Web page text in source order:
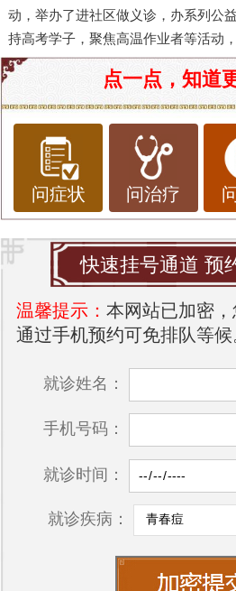
动，举办了进社区做义诊，办系列公
持高考学子，聚焦高温作业者等活动，
点一点，知道
问症状 问治疗
快速挂号通道 预
温馨提示： 本网站已加密
通过手机预约可免排队等候
就诊姓名：
手机号码：
就诊时间：
就诊疾病：